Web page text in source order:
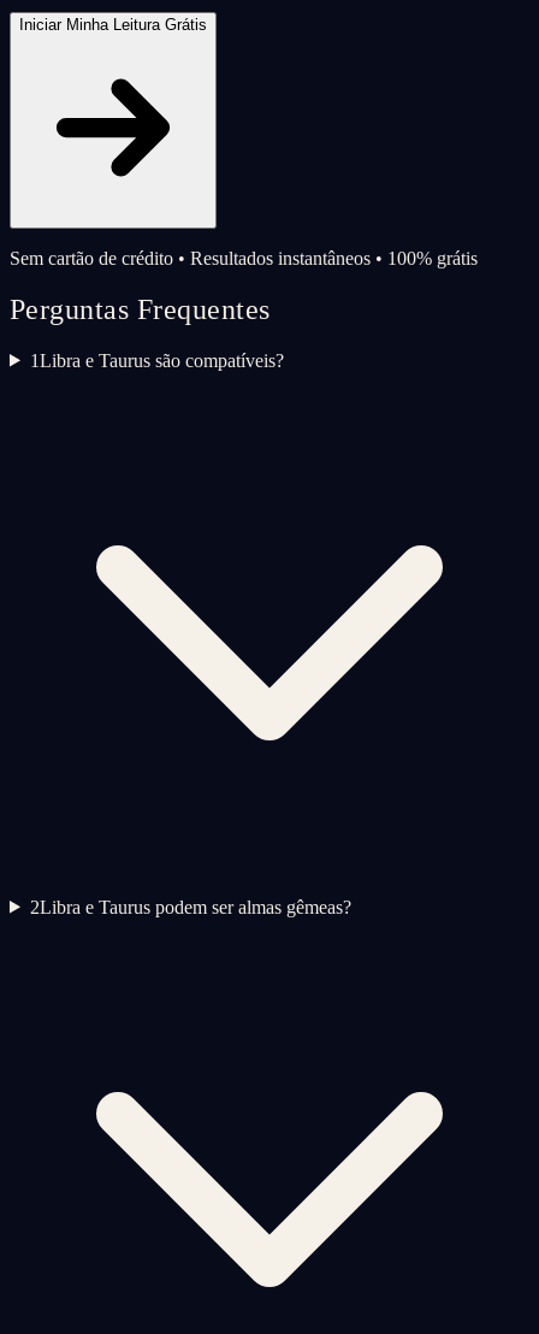
Iniciar Minha Leitura Grátis
Sem cartão de crédito • Resultados instantâneos • 100% grátis
Perguntas Frequentes
1Libra e Taurus são compatíveis?
2Libra e Taurus podem ser almas gêmeas?